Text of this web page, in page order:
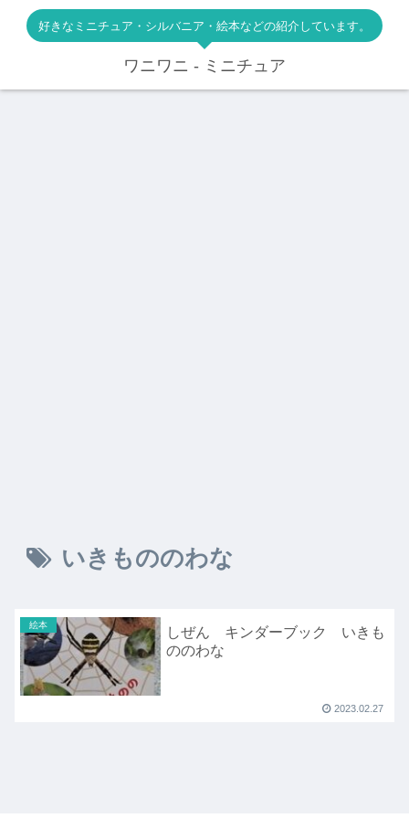
好きなミニチュア・シルバニア・絵本などの紹介しています。
ワニワニ - ミニチュア
いきもののわな
絵本
しぜん キンダーブック いきも
ののわな
2023.02.27